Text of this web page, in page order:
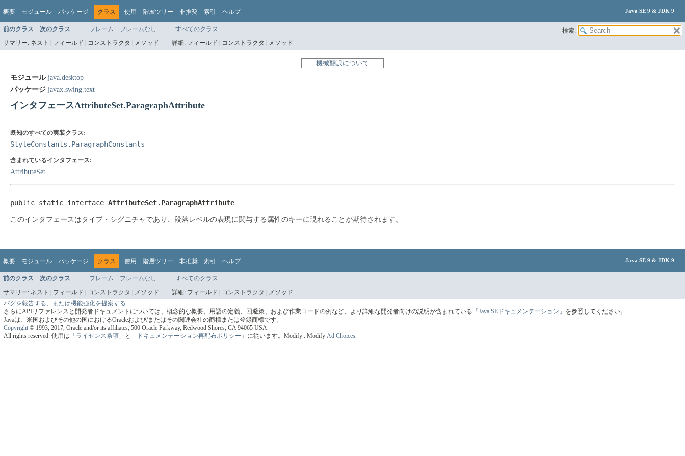
概要 モジュール パッケージ クラス 使用 階層ツリー 非推奨 索引 ヘルプ Java SE 9 & JDK 9
前のクラス 次のクラス フレーム フレームなし すべてのクラス
検索:
サマリー: ネスト | フィールド | コンストラクタ | メソッド 詳細: フィールド | コンストラクタ | メソッド
機械翻訳について
モジュール java.desktop
パッケージ javax.swing.text
インタフェースAttributeSet.ParagraphAttribute
既知のすべての実装クラス:
StyleConstants.ParagraphConstants
含まれているインタフェース:
AttributeSet
public static interface AttributeSet.ParagraphAttribute
このインタフェースはタイプ・シグニチャであり、段落レベルの表現に関与する属性のキーに現れることが期待されます。
概要 モジュール パッケージ クラス 使用 階層ツリー 非推奨 索引 ヘルプ Java SE 9 & JDK 9
前のクラス 次のクラス フレーム フレームなし
すべてのクラス
サマリー: ネスト | フィールド | コンストラクタ | メソッド 詳細: フィールド | コンストラクタ | メソッド
バグを報告する、または機能強化を提案する
さらにAPIリファレンスと開発者ドキュメントについては、概念的な概要、用語の定義、回避策、および作業コードの例など、より詳細な開発者向けの説明が含まれている 「Java SEドキュメンテーション」 を参照してください。
Javaは、米国およびその他の国におけるOracleおよび/またはその関連会社の商標または登録商標です。
Copyright © 1993, 2017, Oracle and/or its affiliates, 500 Oracle Parkway, Redwood Shores, CA 94065 USA.
All rights reserved. 使用は 「ライセンス条項」 と 「ドキュメンテーション再配布ポリシー」 に従います。 Modify . Modify Ad Choices